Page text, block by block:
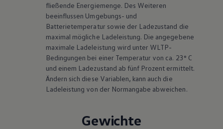
fließende Energiemenge. Des Weiteren
beeinflussen Umgebungs- und
Batterietemperatur sowie der Ladezustand die
maximal mögliche Ladeleistung. Die angegebene
maximale Ladeleistung wird unter WLTP-
Bedingungen bei einer Temperatur von ca. 23° C
und einem Ladezustand ab fünf Prozent ermittelt.
Ändern sich diese Variablen, kann auch die
Ladeleistung von der Normangabe abweichen.
Gewichte